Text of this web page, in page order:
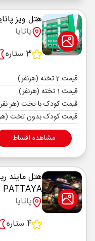
هتل ویز
پاتایا
3 ستاره
قیمت 2 تخته (هرنفر)
قیمت 1 تخته (هرنفر)
قیمت کودک با تخت (هر
قیمت کودک بدون تخت
مشاهده اقساط
هتل مایند
PATTAYA
پاتایا
4 ستاره